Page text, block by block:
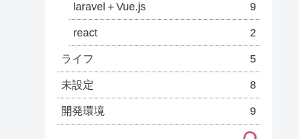
laravel＋Vue.js 9
react 2
ライフ 5
未設定 8
開発環境 9